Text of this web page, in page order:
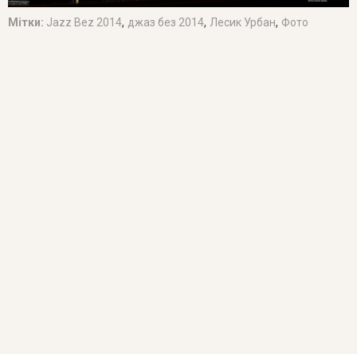
Мітки: Jazz Bez 2014, джаз без 2014, Лесик Урбан, Фото